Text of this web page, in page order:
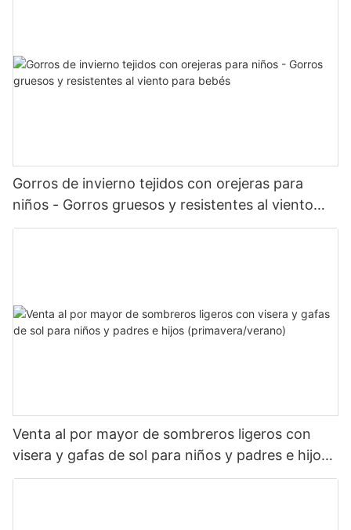
Gorros de invierno tejidos con orejeras para
niños - Gorros gruesos y resistentes al viento
para bebés
Venta al por mayor de sombreros ligeros con
visera y gafas de sol para niños y padres e hijos
(primavera/verano)